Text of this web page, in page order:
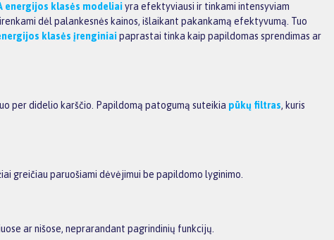
energijos klasės modeliaiyra efektyviausi ir tinkami intensyviam
dėl palankesnės kainos, išlaikant pakankamą efektyvumą. Tuo
klasės įrenginiaipaprastai tinka kaip papildomas sprendimas ar
per didelio karščio. Papildomą patogumą suteikia pūkų filtras, kuris
greičiau paruošiami dėvėjimui be papildomo lyginimo.
ar nišose, neprarandant pagrindinių funkcijų.